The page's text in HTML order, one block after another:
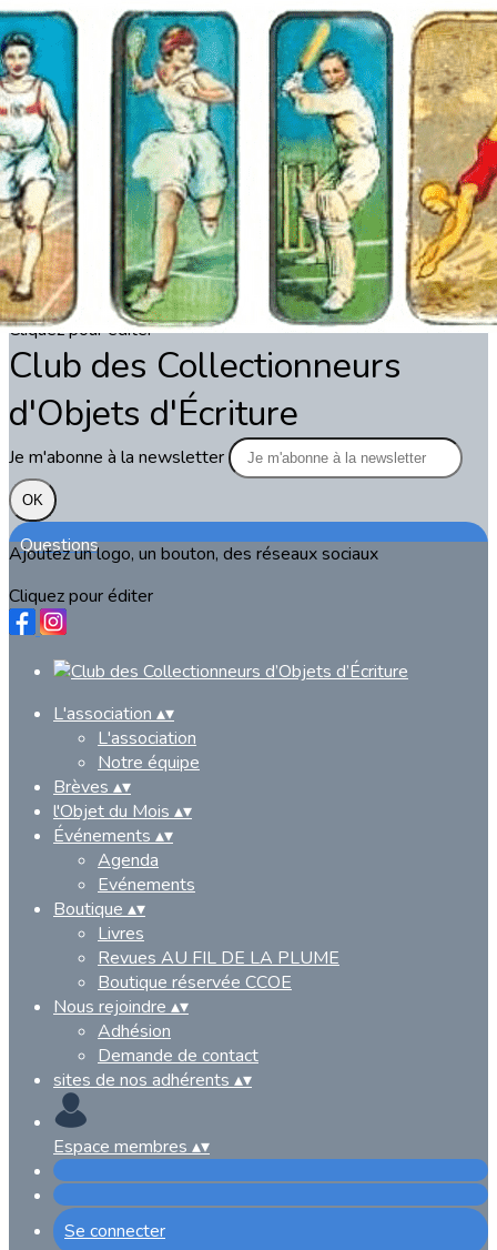
Exporter les lignes sélectionnées
Exporter toutes les colonnes
Exporter uniquement les colonnes affichées
Menu
?>
Images de la page d'accueil
Cliquez pour éditer
Texte, bouton et/ou inscription à la newsletter
Cliquez pour éditer
Club des Collectionneurs
d'Objets d'Écriture
Je m'abonne à la newsletter
OK
Questions
Ajoutez un logo, un bouton, des réseaux sociaux
Cliquez pour éditer
L'association ▴▾
L'association
Notre équipe
Brèves ▴▾
l'Objet du Mois ▴▾
Événements ▴▾
Agenda
Evénements
Boutique ▴▾
Livres
Revues AU FIL DE LA PLUME
Boutique réservée CCOE
Nous rejoindre ▴▾
Adhésion
Demande de contact
sites de nos adhérents ▴▾
Espace membres ▴▾
Se connecter